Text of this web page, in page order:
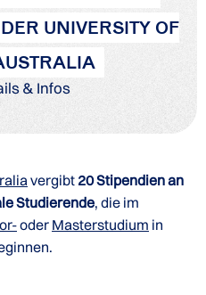
UNIVERSITY OF
& Infos
vergibt 20 Stipendien an
Studierende, die im
oder Masterstudium in